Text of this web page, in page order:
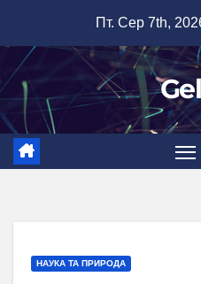
вмісту
Пт. Сер 7th,
НАУКА ТА ПРИРОДА